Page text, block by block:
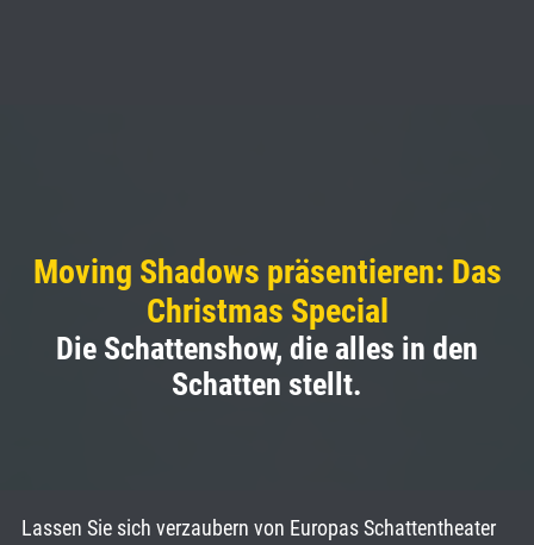
Moving Shadows präsentieren: Das
Christmas Special
Die Schattenshow, die alles in den
Schatten stellt.
Lassen Sie sich verzaubern von Europas Schattentheater